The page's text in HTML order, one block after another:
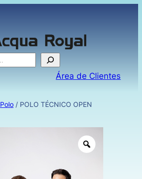
Área de Clientes
Polo/ POLO TÉCNICO OPEN